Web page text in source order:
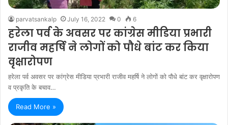
parvatsankalp July 16, 2022 0 6
हरेला पर्व के अवसर पर कांग्रेस मीडिया प्रभारी
राजीव महर्षि ने लोगों को पौधे बांट कर किया
वृक्षारोपण
हरेला पर्व अवसर पर कांग्रेस मीडिया प्रभारी राजीव महर्षि ने लोगों को पौधे बांट कर वृक्षारोपण
व प्रकृति के बचाव…
Read More »